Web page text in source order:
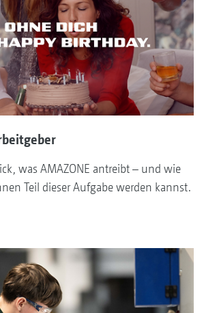
was AMAZONE antreibt – und wie
Teil dieser Aufgabe werden kannst.